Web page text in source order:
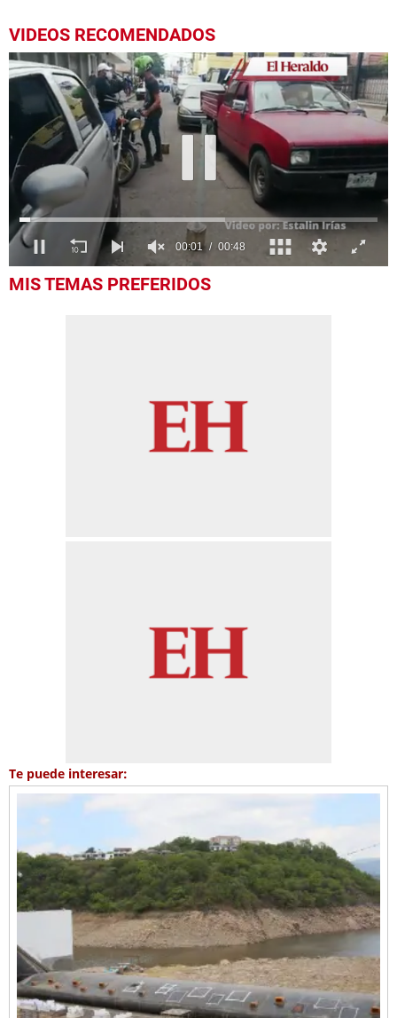
VIDEOS RECOMENDADOS
seconds
MIS TEMAS PREFERIDOS
Te puede interesar: